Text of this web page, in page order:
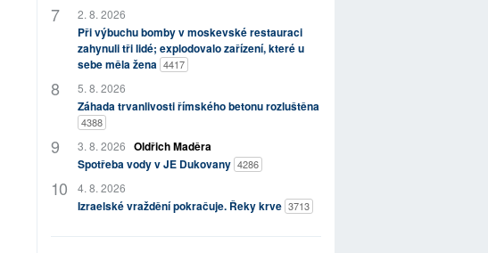
2. 8. 2026
Při výbuchu bomby v moskevské restauraci
zahynuli tři lidé; explodovalo zařízení, které u
sebe měla žena 4417
5. 8. 2026
Záhada trvanlivosti římského betonu rozluštěna
4388
3. 8. 2026 Oldřich Maděra
Spotřeba vody v JE Dukovany 4286
4. 8. 2026
Izraelské vraždění pokračuje. Řeky krve 3713